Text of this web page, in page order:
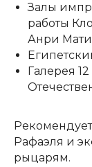
Залы
работы
Анри
Галерея
Рафаэля и
рыцарям.